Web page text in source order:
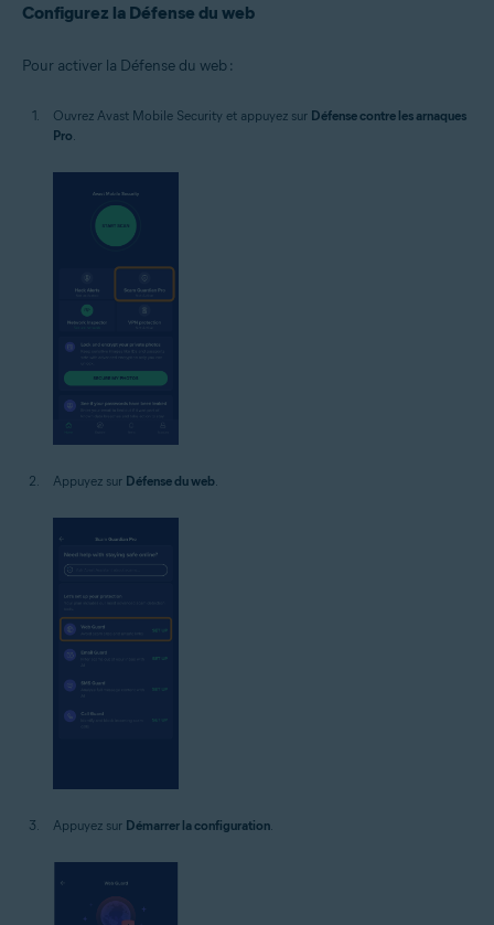
Configurez la Défense du web
Pour activer la Défense du web :
Ouvrez Avast Mobile Security et appuyez sur Défense contre les arnaques
Pro
Appuyez sur Défense du web
Appuyez sur Démarrer la configuration.